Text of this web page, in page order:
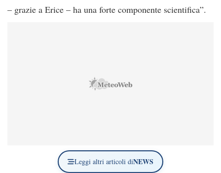
– grazie a Erice – ha una forte componente scientifica”.
Leggi altri articoli diNEWS